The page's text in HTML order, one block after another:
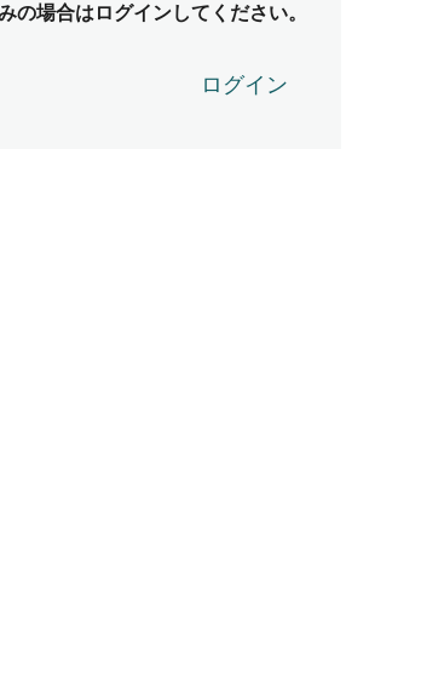
場合はログインしてください。
ログイン